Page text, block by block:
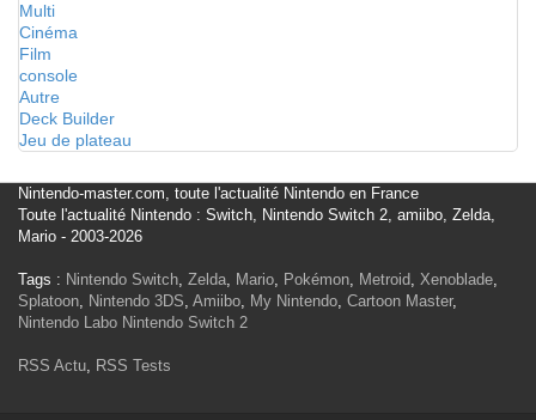
Multi
Cinéma
Film
console
Autre
Deck Builder
Jeu de plateau
Nintendo-master.com, toute l'actualité Nintendo en France
Toute l'actualité Nintendo : Switch, Nintendo Switch 2, amiibo, Zelda,
Mario - 2003-2026
Tags : Nintendo Switch, Zelda, Mario, Pokémon, Metroid, Xenoblade,
Splatoon, Nintendo 3DS, Amiibo, My Nintendo, Cartoon Master,
Nintendo Labo Nintendo Switch 2
RSS Actu, RSS Tests